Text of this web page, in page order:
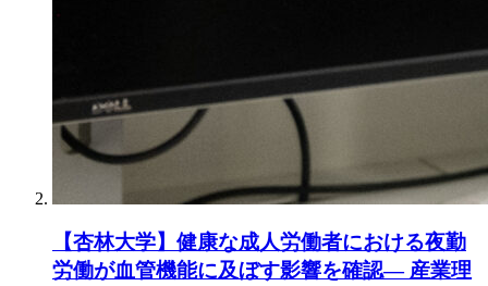
【杏林大学】健康な成人労働者における夜勤
労働が血管機能に及ぼす影響を確認― 産業理